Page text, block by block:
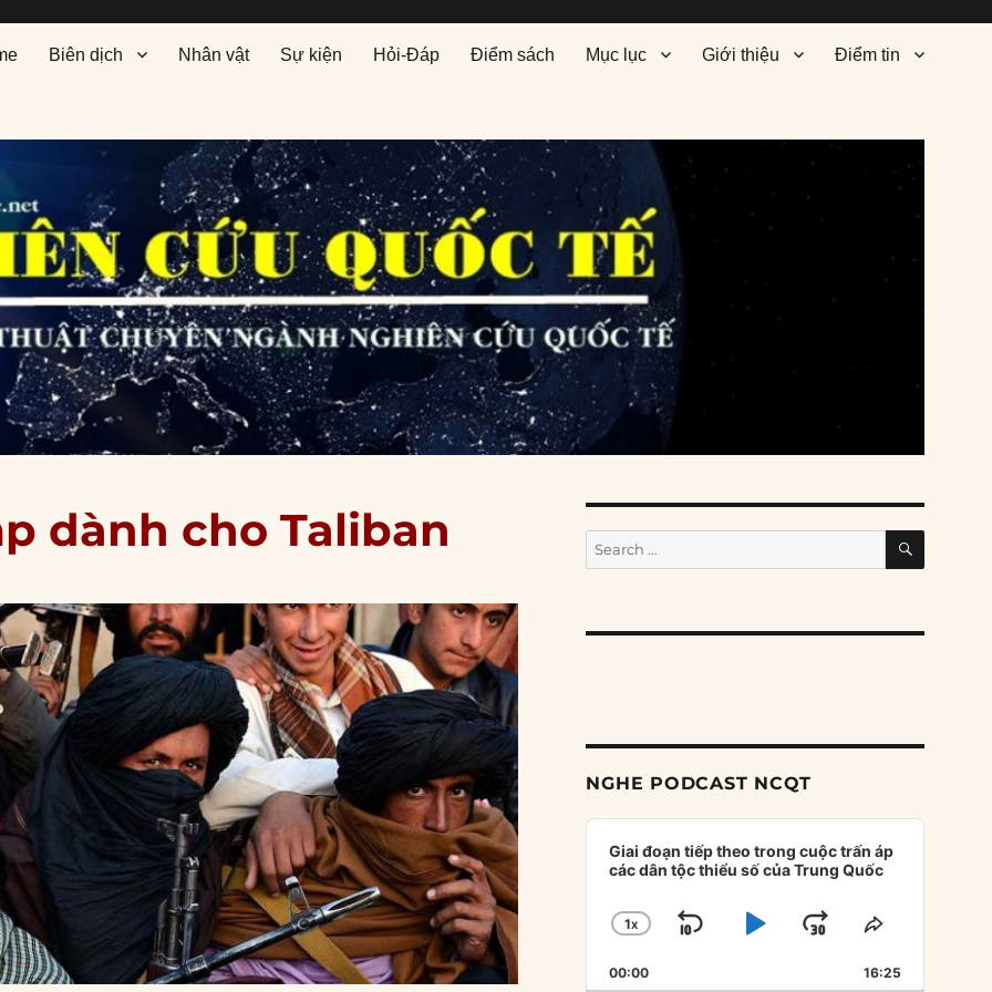
Biên dịch Nhân vật Sự kiện Hỏi-Đáp Điểm sách Mục lục Giới thiệu Điểm tin
dành cho Taliban
Search
for:
SEARCH
NGHE PODCAST NCQT
Audio
Player
Giai đoạn tiếp theo trong cuộc trấn áp
các dân tộc thiểu số của Trung Quốc
CHANGE
RATE
1X
SKIP
BACKWARD
PLAYJUMP
FORWARD
SHARE
EPISODE
00:00 16:25